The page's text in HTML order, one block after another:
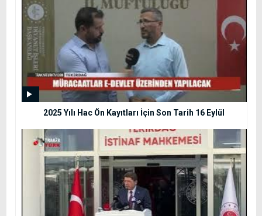
2025 Yılı Hac Ön Kayıtları İçin Son Tarih 16 Eylül